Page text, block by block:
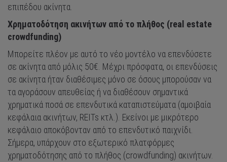
επιπέδου ακίνητα.
Χρηματοδότηση ακινήτων από το πλήθος (real estate
crowdfunding)
Μπορείτε πλέον με αυτό το νέο μοντέλο να επενδύσετε
σε ακίνητα από μόλις 50€. Μέχρι πρόσφατα, οι επενδύσεις
σε ακίνητα ήταν διαθέσιμες μόνο σε όσους μπορούσαν να
τα αγοράσουν απευθείας ή να διαθέσουν σημαντικά
χρηματικά ποσά σε επενδυτικά καταπιστεύματα (αμοιβαία
κεφάλαια ακινήτων, REITs κτλ.). Εκείνοι με μικρότερο
κεφάλαιο αποκόβονταν από το επενδυτικό παιχνίδι.
Σήμερα, υπάρχουν στο εξωτερικό πλατφόρμες
χρηματοδότησης από το πλήθος (crowdfunding) ακινήτων.